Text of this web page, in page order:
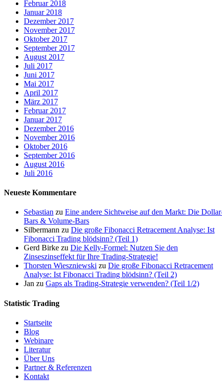
Februar 2018
Januar 2018
Dezember 2017
November 2017
Oktober 2017
September 2017
August 2017
Juli 2017
Juni 2017
Mai 2017
April 2017
März 2017
Februar 2017
Januar 2017
Dezember 2016
November 2016
Oktober 2016
September 2016
August 2016
Juli 2016
Neueste Kommentare
Sebastian zu Eine andere Sichtweise auf den Markt: Die
Bars & Volume-Bars
Silbermann zu Die große Fibonacci Retracement Analyse: Ist
Fibonacci Trading blödsinn? (Teil 1)
Gerd Birke zu Die Kelly-Formel: Nutzen Sie den
Zinseszinseffekt für Ihre Trading-Strategie!
Thorsten Wieszniewski zu Die große Fibonacci Retracement
Analyse: Ist Fibonacci Trading blödsinn? (Teil 2)
Jan zu Gaps als Trading-Strategie verwenden? (Teil 1/2)
Statistic Trading
Startseite
Blog
Webinare
Literatur
Über Uns
Partner & Referenzen
Kontakt